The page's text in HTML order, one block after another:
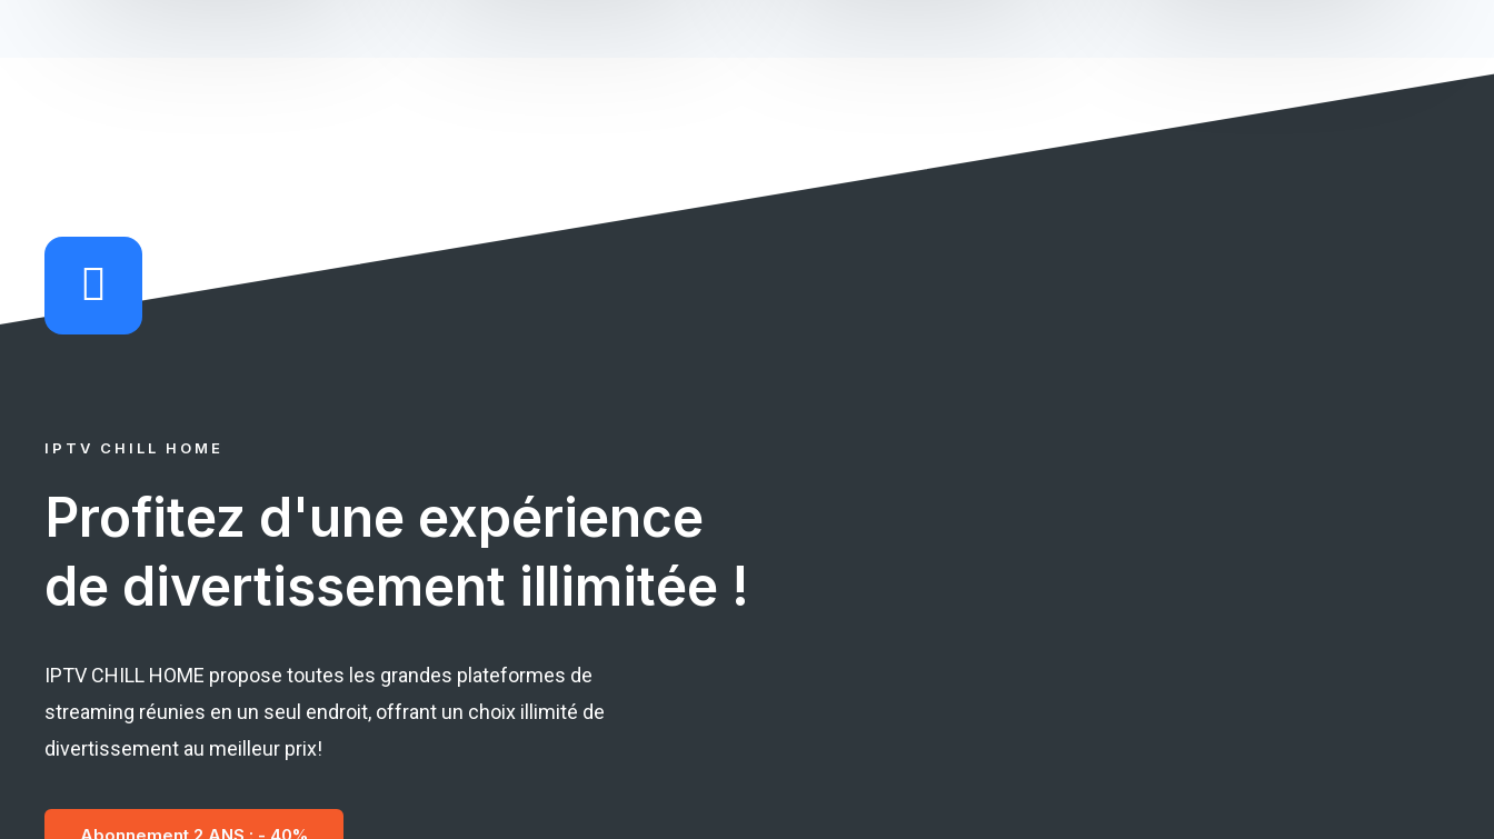
IPTV CHILL HOME
Profitez d'une expérience
de divertissement illimitée !
IPTV CHILL HOME propose toutes les grandes plateformes de
streaming réunies en un seul endroit, offrant un choix illimité de
divertissement au meilleur prix!